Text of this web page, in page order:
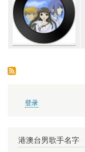
户
单
登录
港澳台男歌手名字